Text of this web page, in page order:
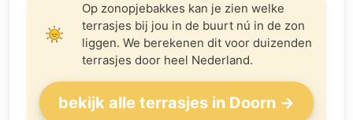
Op zonopjebakkes kan je zien welke
terrasjes bij jou in de buurt nú in de zon
liggen. We berekenen dit voor duizenden
terrasjes door heel Nederland.
bekijk alle terrasjes in Doorn →